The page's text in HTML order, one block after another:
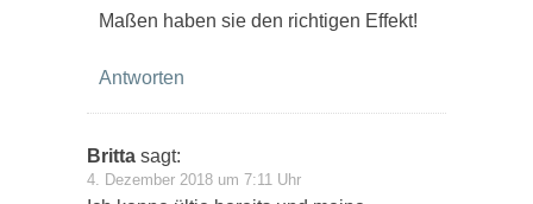
Maßen haben sie den richtigen Effekt!
Antworten
Britta sagt:
4. Dezember 2018 um 7:11 Uhr